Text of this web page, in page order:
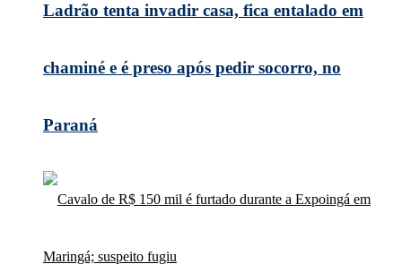
Ladrão tenta invadir casa, fica entalado em
chaminé e é preso após pedir socorro, no
Paraná